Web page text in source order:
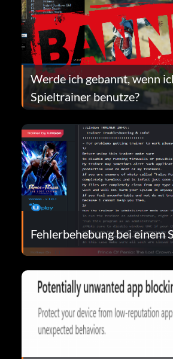
Werde ich gebannt, wenn
Spieltrainer benutze?
Fehlerbehebung bei einem